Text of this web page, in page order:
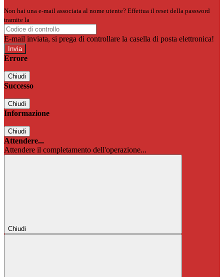
Non hai una e-mail associata al nome utente? Effettua il reset della password
tramite la
E-mail inviata, si prega di controllare la casella di posta elettronica!
Errore
Chiudi
Successo
Chiudi
Informazione
Chiudi
Attendere...
Attendere il completamento dell'operazione...
Chiudi